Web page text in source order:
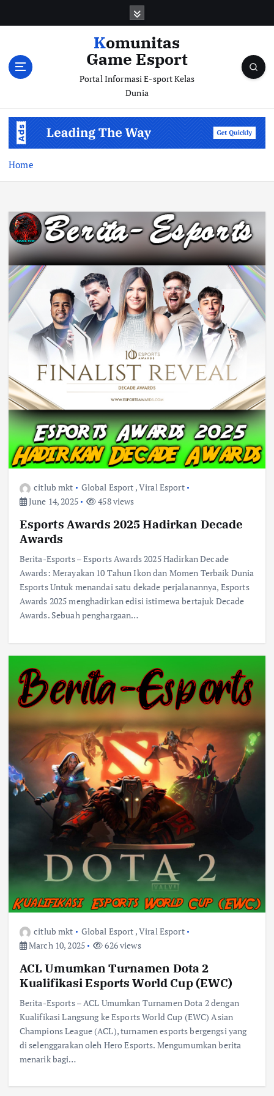
Komunitas
Game Esport
Portal Informasi E-sport Kelas
Dunia
Home
citlub mkt Global Esport ,Viral Esport
June 14, 2025
458 views
Esports Awards 2025 Hadirkan Decade
Awards
Berita-Esports – Esports Awards 2025 Hadirkan Decade
Awards: Merayakan 10 Tahun Ikon dan Momen Terbaik Dunia
Esports Untuk menandai satu dekade perjalanannya, Esports
Awards 2025 menghadirkan edisi istimewa bertajuk Decade
Awards. Sebuah penghargaan…
citlub mkt Global Esport ,Viral Esport
March 10, 2025
626 views
ACL Umumkan Turnamen Dota 2
Kualifikasi Esports World Cup (EWC)
Berita-Esports – ACL Umumkan Turnamen Dota 2 dengan
Kualifikasi Langsung ke Esports World Cup (EWC) Asian
Champions League (ACL), turnamen esports bergengsi yang
di selenggarakan oleh Hero Esports. Mengumumkan berita
menarik bagi…